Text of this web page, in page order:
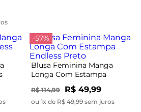
-57%
Blusa Feminina Manga
Longa Com Estampa
Endless Preto
R$ 114,99 R$ 49,99
ou 1x de R$ 49,99 sem juros